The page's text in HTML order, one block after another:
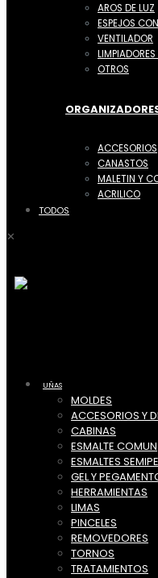
AROS DE LUZ
ESPEJOS
VENTILADOR
LIMPIADORES
OTROS
ACCESORIOS
CANASTOS
MALETIN Y
ACRILICO
TODOS
✕
UÑAS
MOLDES
ACCESORIOS Y
CABINAS
ESMALTE COMUN
ESMALTES
GEL Y
HERRAMIENTAS
LIMAS
PINCELES
REMOVEDORES
TORNOS
TRATAMIENTOS